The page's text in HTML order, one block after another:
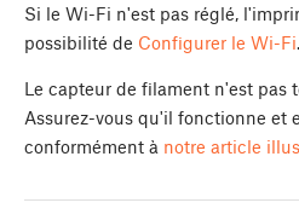
Si le Wi-Fi n'est pas réglé,
possibilité de Configurer le Wi-Fi
Le capteur de filament n'est pas
Assurez-vous qu'il fonctionne et
conformément à notre article